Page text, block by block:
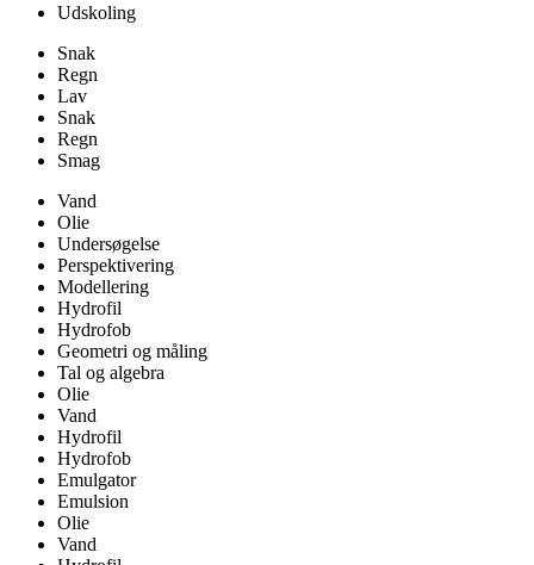
Udskoling
Snak
Regn
Lav
Snak
Regn
Smag
Vand
Olie
Undersøgelse
Perspektivering
Modellering
Hydrofil
Hydrofob
Geometri og måling
Tal og algebra
Olie
Vand
Hydrofil
Hydrofob
Emulgator
Emulsion
Olie
Vand